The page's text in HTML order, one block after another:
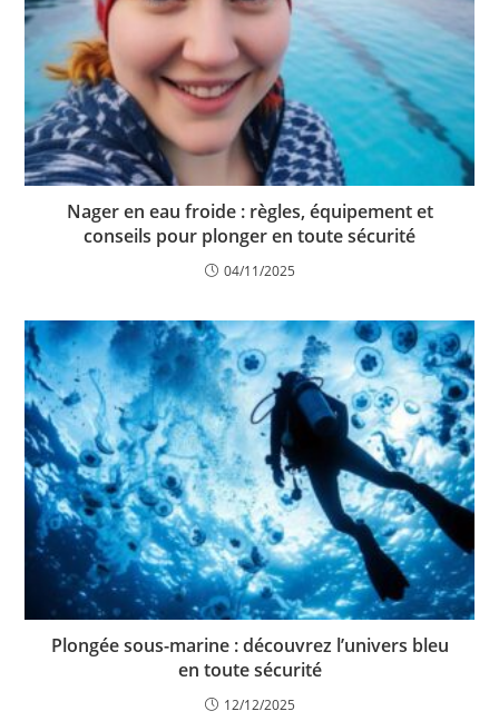
Nager en eau froide : règles, équipement et
conseils pour plonger en toute sécurité
04/11/2025
Plongée sous-marine : découvrez l’univers bleu
en toute sécurité
12/12/2025